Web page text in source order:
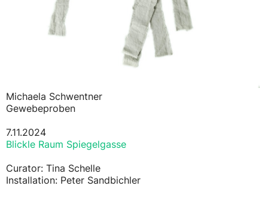
Michaela Schwentner
Gewebeproben
7.11.2024
Blickle Raum Spiegelgasse
Curator: Tina Schelle
Installation: Peter Sandbichler